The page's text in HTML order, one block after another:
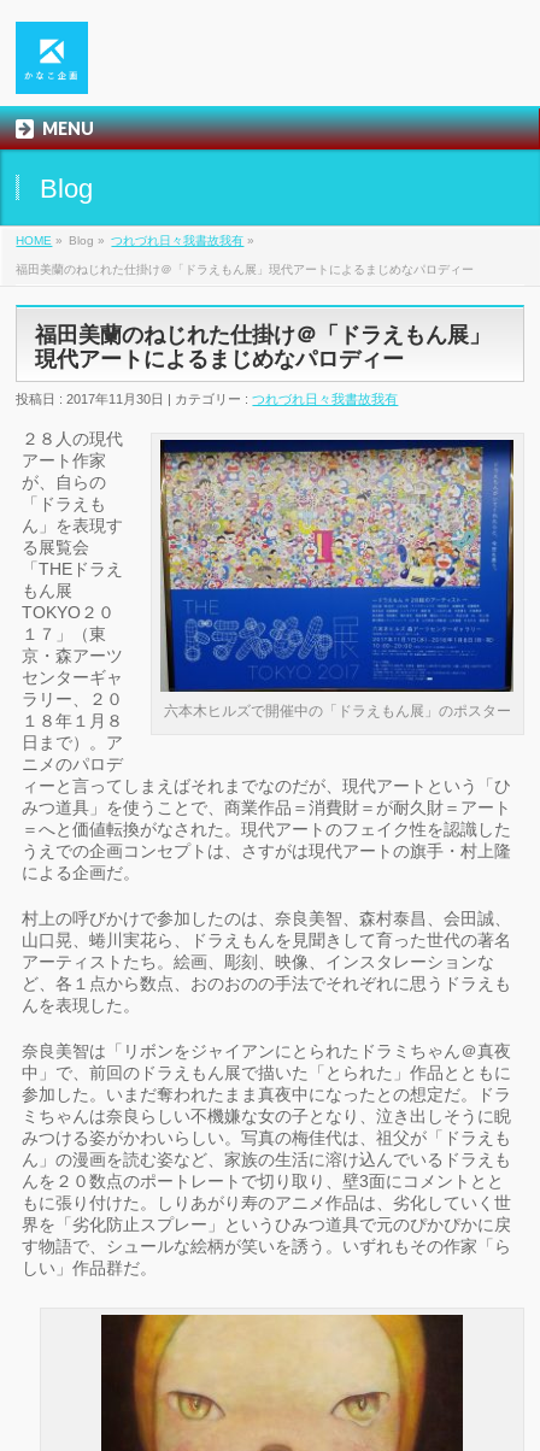
MENU
Blog
HOME » Blog » つれづれ日々我書故我有 »
福田美蘭のねじれた仕掛け＠「ドラえもん展」現代アートによるまじめなパロディー
福田美蘭のねじれた仕掛け＠「ドラえもん展」
現代アートによるまじめなパロディー
投稿日 : 2017年11月30日 | カテゴリー :つれづれ日々我書故我有
六本木ヒルズで開催中の「ドラえもん展」のポスター
２８人の現代
アート作家
が、自らの
「ドラえも
ん」を表現す
る展覧会
「THEドラえ
もん展
TOKYO２０
１７」（東
京・森アーツ
センターギャ
ラリー、２０
１８年１月８
日まで）。ア
ニメのパロデ
ィーと言ってしまえばそれまでなのだが、現代アートという「ひ
みつ道具」を使うことで、商業作品＝消費財＝が耐久財＝アート
＝へと価値転換がなされた。現代アートのフェイク性を認識した
うえでの企画コンセプトは、さすがは現代アートの旗手・村上隆
による企画だ。
村上の呼びかけで参加したのは、奈良美智、森村泰昌、会田誠、
山口晃、蜷川実花ら、ドラえもんを見聞きして育った世代の著名
アーティストたち。絵画、彫刻、映像、インスタレーションな
ど、各１点から数点、おのおのの手法でそれぞれに思うドラえも
んを表現した。
奈良美智は「リボンをジャイアンにとられたドラミちゃん＠真夜
中」で、前回のドラえもん展で描いた「とられた」作品とともに
参加した。いまだ奪われたまま真夜中になったとの想定だ。ドラ
ミちゃんは奈良らしい不機嫌な女の子となり、泣き出しそうに睨
みつける姿がかわいらしい。写真の梅佳代は、祖父が「ドラえも
ん」の漫画を読む姿など、家族の生活に溶け込んでいるドラえも
んを２０数点のポートレートで切り取り、壁3面にコメントとと
もに張り付けた。しりあがり寿のアニメ作品は、劣化していく世
界を「劣化防止スプレー」というひみつ道具で元のぴかぴかに戻
す物語で、シュールな絵柄が笑いを誘う。いずれもその作家「ら
しい」作品群だ。